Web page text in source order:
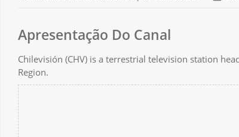
Apresentação Do Canal
Chilevisión (CHV) is a terrestrial television station
Region.